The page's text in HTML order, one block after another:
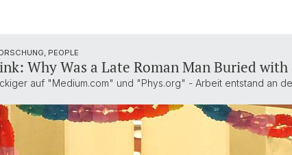
PEOPLE
Why Was a Late Roman Man Buried
auf "Medium.com" und "Phys.org" - Arbeit entstand an